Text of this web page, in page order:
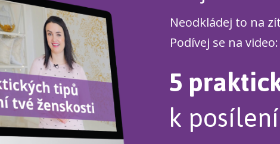
Neodkládej to na
Podívej se na video:
5
k